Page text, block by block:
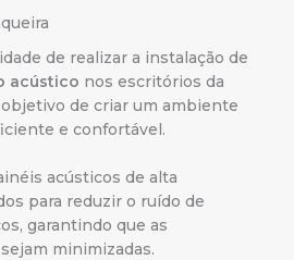
de realizar a instalação de
acústico nos escritórios da
objetivo de criar um ambiente
e confortável.
acústicos de alta
para reduzir o ruído de
garantindo que as
minimizadas.